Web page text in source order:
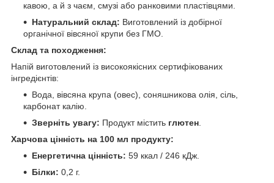
кавою, а й з чаєм, смузі або ранковими пластівцями.
Натуральний склад: Виготовлений із добірної
органічної вівсяної крупи без ГМО.
Склад та походження:
Напій виготовлений із високоякісних сертифікованих
інгредієнтів:
Вода, вівсяна крупа (овес), соняшникова олія, сіль,
карбонат калію.
Зверніть увагу: Продукт містить глютен.
Харчова цінність на 100 мл продукту:
Енергетична цінність: 59 ккал / 246 кДж.
Білки: 0,2 г.